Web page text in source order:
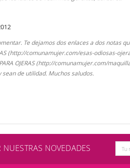
Te dejamos dos enlaces a dos notas
(http://comunamujer.com/esas-odiosas-
PARA OJERAS (http://comunamujer.com/
de utilidad. Muchos saludos.
NUESTRAS NOVEDADES